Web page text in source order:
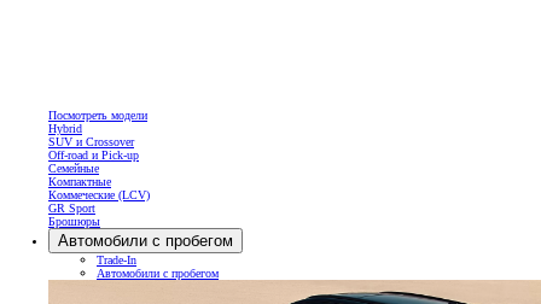
Посмотреть модели
Hybrid
SUV и Crossover
Off-road и Pick-up
Семейные
Компактные
Коммеческие (LCV)
GR Sport
Брошюры
Автомобили с пробегом
Trade-In
Автомобили с пробегом